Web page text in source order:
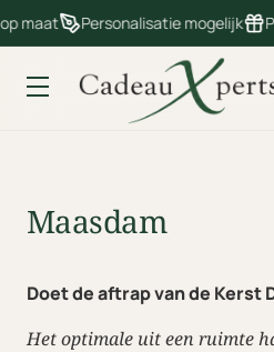
maat Personalisatie mogelijk
Maasdam
Doet de aftrap van de Kerst
Het optimale uit een ruimte